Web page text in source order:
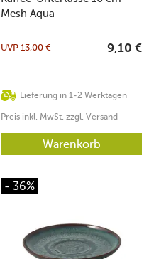
Mesh Aqua
Lieferung in 1-2 Werktagen
UVP13,00 € 9,10 €
Preis inkl. MwSt. zzgl. Versand
Warenkorb
- 36%